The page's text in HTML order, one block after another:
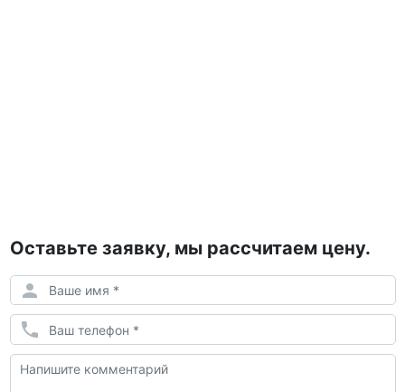
Оставьте заявку, мы рассчитаем цену.